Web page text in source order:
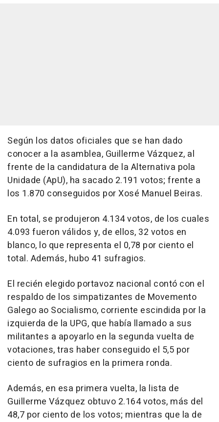
Según los datos oficiales que se han dado
conocer a la asamblea, Guillerme Vázquez, al
frente de la candidatura de la Alternativa pola
Unidade (ApU), ha sacado 2.191 votos; frente a
los 1.870 conseguidos por Xosé Manuel Beiras.
En total, se produjeron 4.134 votos, de los cuales
4.093 fueron válidos y, de ellos, 32 votos en
blanco, lo que representa el 0,78 por ciento el
total. Además, hubo 41 sufragios.
El recién elegido portavoz nacional contó con el
respaldo de los simpatizantes de Movemento
Galego ao Socialismo, corriente escindida por la
izquierda de la UPG, que había llamado a sus
militantes a apoyarlo en la segunda vuelta de
votaciones, tras haber conseguido el 5,5 por
ciento de sufragios en la primera ronda.
Además, en esa primera vuelta, la lista de
Guillerme Vázquez obtuvo 2.164 votos, más del
48,7 por ciento de los votos; mientras que la de